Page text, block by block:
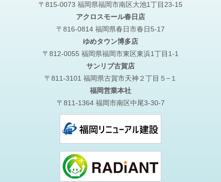
〒815-0073 福岡県福岡市南区大池1丁目23-15
アクロスモール春日店
〒816-0814 福岡県春日市春日5-17
ゆめタウン博多店
〒812-0055 福岡県福岡市東区東浜1丁目1-1
サンリブ古賀店
〒811-3101 福岡県古賀市天神２丁目５−１
福岡営業本社
〒811-1364 福岡市南区中尾3-30-7